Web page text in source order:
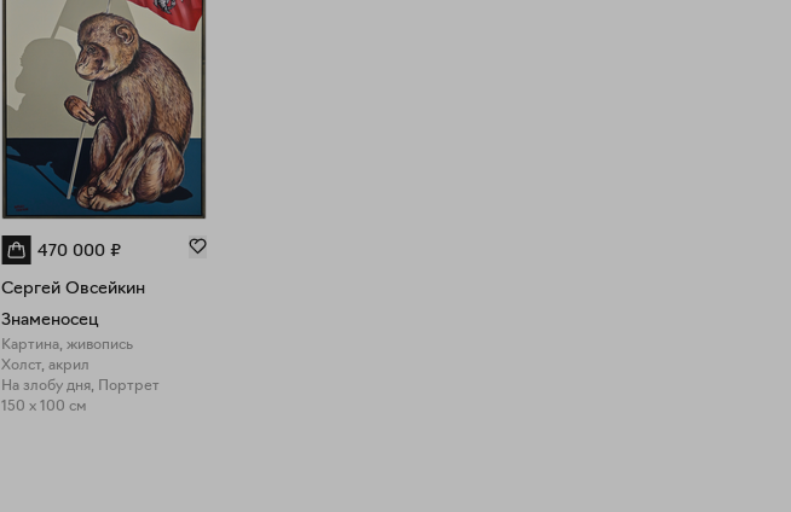
470 000 ₽
Сергей Овсейкин
Знаменосец
Картина, живопись
Холст, акрил
На злобу дня, Портрет
150 x 100 см